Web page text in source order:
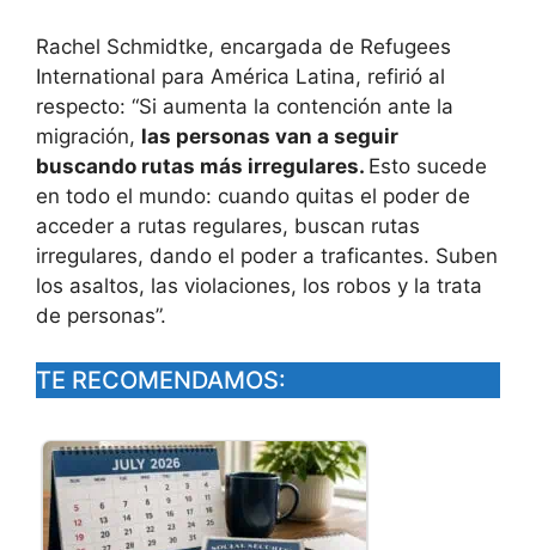
Rachel Schmidtke, encargada de Refugees
International para América Latina, refirió al
respecto: “Si aumenta la contención ante la
migración, las personas van a seguir
buscando rutas más irregulares. Esto sucede
en todo el mundo: cuando quitas el poder de
acceder a rutas regulares, buscan rutas
irregulares, dando el poder a traficantes. Suben
los asaltos, las violaciones, los robos y la trata
de personas”.
TE RECOMENDAMOS: